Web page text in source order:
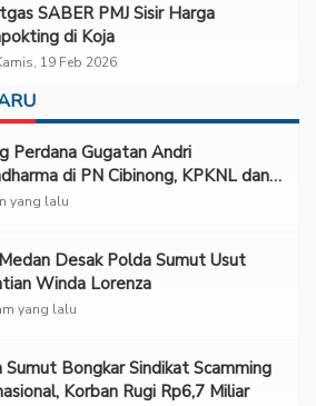
SABER PMJ Sisir Harga
di Koja
19 Feb 2026
Perdana Gugatan Andri
di PN Cibinong, KPKNL dan
Mangkir
yang lalu
Desak Polda Sumut Usut
Winda Lorenza
yang lalu
Sumut Bongkar Sindikat Scamming
Korban Rugi Rp6,7 Miliar